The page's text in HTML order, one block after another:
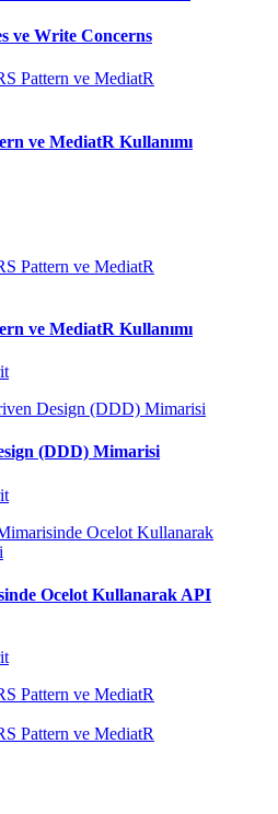
ve Write Concerns
ve MediatR Kullanımı
ve MediatR Kullanımı
(DDD) Mimarisi
Ocelot Kullanarak API